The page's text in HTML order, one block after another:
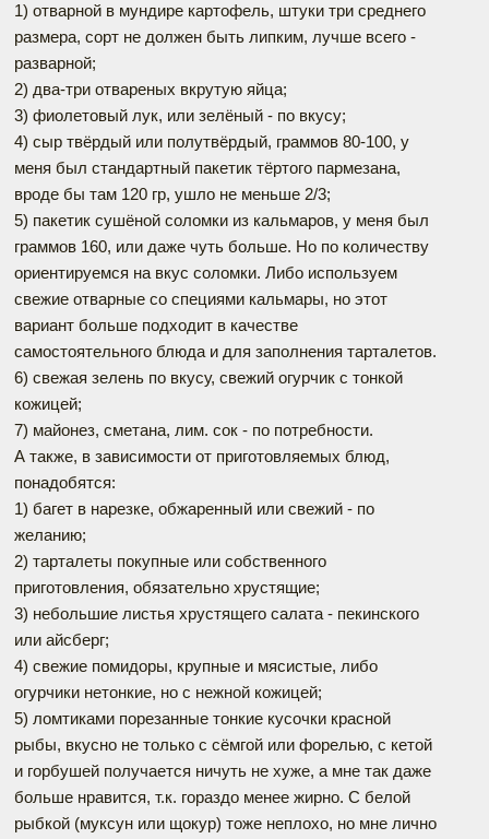
1) отварной в мундире картофель, штуки три среднего
размера, сорт не должен быть липким, лучше всего -
разварной;
2) два-три отвареных вкрутую яйца;
3) фиолетовый лук, или зелёный - по вкусу;
4) сыр твёрдый или полутвёрдый, граммов 80-100, у
меня был стандартный пакетик тёртого пармезана,
вроде бы там 120 гр, ушло не меньше 2/3;
5) пакетик сушёной соломки из кальмаров, у меня был
граммов 160, или даже чуть больше. Но по количеству
ориентируемся на вкус соломки. Либо используем
свежие отварные со специями кальмары, но этот
вариант больше подходит в качестве
самостоятельного блюда и для заполнения тарталетов.
6) свежая зелень по вкусу, свежий огурчик с тонкой
кожицей;
7) майонез, сметана, лим. сок - по потребности.
А также, в зависимости от приготовляемых блюд,
понадобятся:
1) багет в нарезке, обжаренный или свежий - по
желанию;
2) тарталеты покупные или собственного
приготовления, обязательно хрустящие;
3) небольшие листья хрустящего салата - пекинского
или айсберг;
4) свежие помидоры, крупные и мясистые, либо
огурчики нетонкие, но с нежной кожицей;
5) ломтиками порезанные тонкие кусочки красной
рыбы, вкусно не только с сёмгой или форелью, с кетой
и горбушей получается ничуть не хуже, а мне так даже
больше нравится, т.к. гораздо менее жирно. С белой
рыбкой (муксун или щокур) тоже неплохо, но мне лично